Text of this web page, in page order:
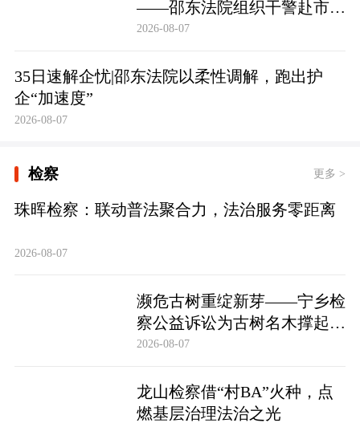
——邵东法院组织干警赴市禁
毒教育基地参观学习
2026-08-07
35日速解企忧|邵东法院以柔性调解，跑出护
企“加速度”
2026-08-07
检察 更多 >
珠晖检察：联动普法聚合力，法治服务零距离
2026-08-07
濒危古树重绽新芽——宁乡检
察公益诉讼为古树名木撑起法
治“保护伞”
2026-08-07
龙山检察借“村BA”火种，点
燃基层治理法治之光